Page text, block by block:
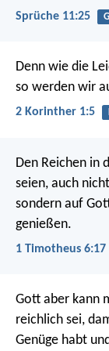
Sprüche 11:25
Denn wie die
so werden wir
2 Korinther 1:5
Den Reichen in
seien, auch
sondern auf
genießen.
1 Timotheus 6:17
Gott aber kann
reichlich sei,
Genüge habt